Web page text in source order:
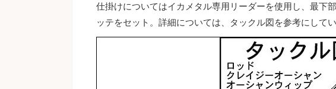
仕掛けについてはイカメタル専用リーダーを使用し、最下
ッテをセット。詳細については、タックル図を参考にしてい